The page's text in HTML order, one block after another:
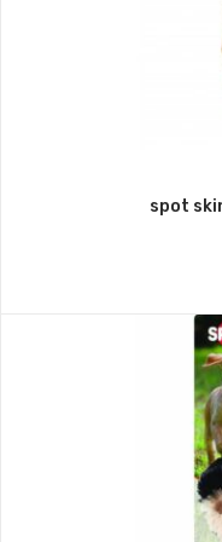
spot